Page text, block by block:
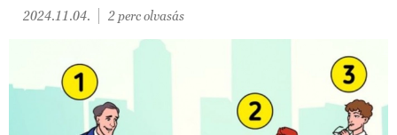
2024.11.04. 2 perc olvasás